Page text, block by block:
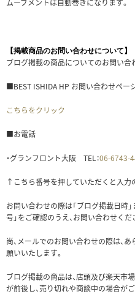
ムーブメントは自動巻きになります。
【掲載商品のお問い合わせについて】
ブログ掲載の商品についてのお問い合
■BEST ISHIDA HP お問い合わせペー
こちらをクリック
■お電話
・グランフロント大阪 TEL：06-6743-
↑こちら番号を押していただくと入力
お問い合わせの際は「ブログ掲載日時
号」をご確認のうえ、お問い合わせくだ
尚、メールでのお問い合わせの際は、
願いいたします。
ブログ掲載の商品は、店頭及び楽天市
が前後し、売り切れや商談中の場合がご